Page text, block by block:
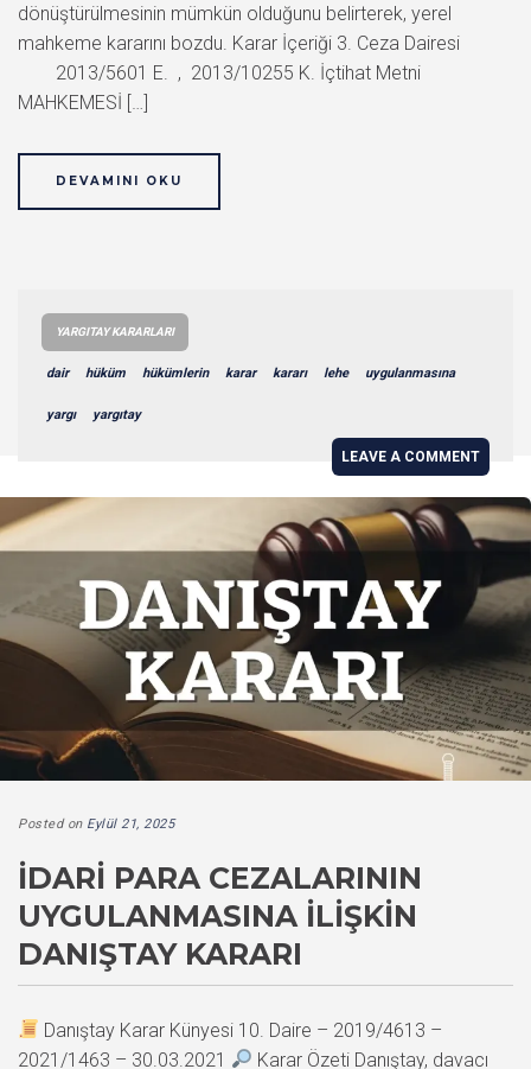
dönüştürülmesinin mümkün olduğunu belirterek, yerel
mahkeme kararını bozdu. Karar İçeriği 3. Ceza Dairesi
2013/5601 E. , 2013/10255 K. İçtihat Metni
MAHKEMESİ […]
DEVAMINI OKU
YARGITAY KARARLARI
dair hüküm hükümlerin karar kararı lehe uygulanmasına
yargı yargıtay
LEAVE A COMMENT
Posted on Eylül 21, 2025
İDARI PARA CEZALARININ
UYGULANMASINA İLIŞKIN
DANIŞTAY KARARI
Danıştay Karar Künyesi 10. Daire – 2019/4613 –
2021/1463 – 30.03.2021
Karar Özeti Danıştay, davacı